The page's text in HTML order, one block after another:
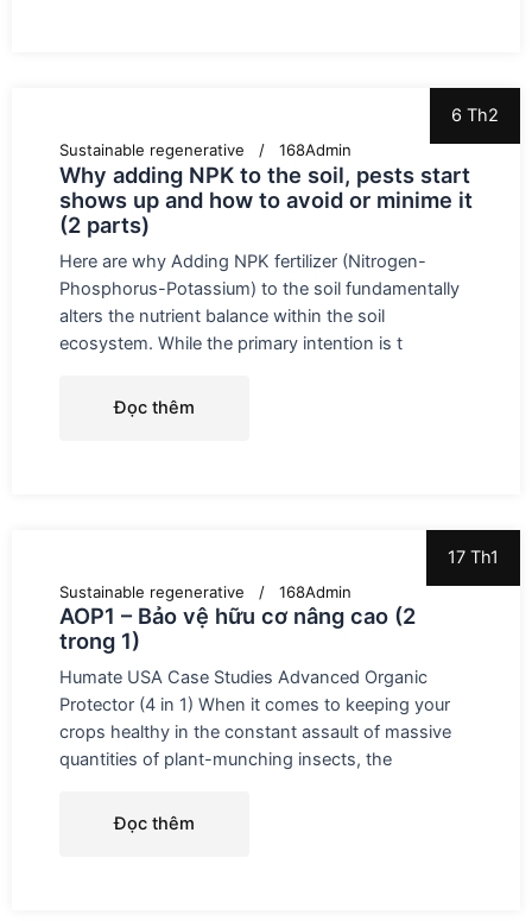
6 Th2
Sustainable regenerative 168Admin
Why adding NPK to the soil, pests start
shows up and how to avoid or minime it
(2 parts)
Here are why Adding NPK fertilizer (Nitrogen-
Phosphorus-Potassium) to the soil fundamentally
alters the nutrient balance within the soil
ecosystem. While the primary intention is t
Đọc thêm
17 Th1
Sustainable regenerative 168Admin
AOP1 – Bảo vệ hữu cơ nâng cao (2
trong 1)
Humate USA Case Studies Advanced Organic
Protector (4 in 1) When it comes to keeping your
crops healthy in the constant assault of massive
quantities of plant-munching insects, the
Đọc thêm